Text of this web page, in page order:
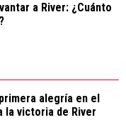
a River: ¿Cuánto
alegría en el
la victoria de River